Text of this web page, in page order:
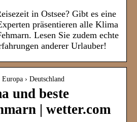
in Ostsee? Gibt es eine
präsentieren alle Klima
Lesen Sie zudem echte
anderer Urlauber!
› Deutschland
und beste
| wetter.com